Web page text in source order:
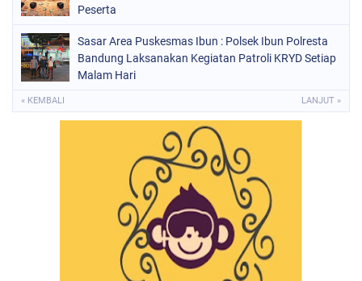
Peserta
Sasar Area Puskesmas Ibun : Polsek Ibun Polresta
Bandung Laksanakan Kegiatan Patroli KRYD Setiap
Malam Hari
« KEMBALI LANJUT »